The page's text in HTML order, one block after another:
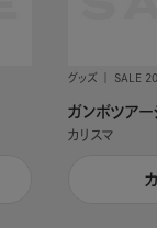
グッズ SALE
ガンボツアー
カリスマ